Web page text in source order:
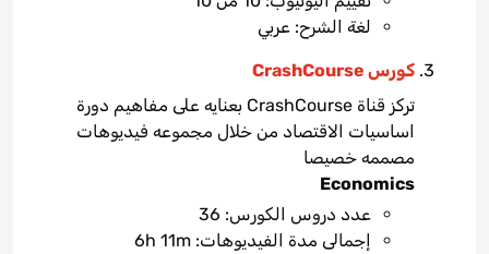
لغة الشرح: عربي
كورس CrashCourse
تركز قناة CrashCourse بعنايه على مفاهيم دورة
اساسيات الاقتصاد من خلال مجموعه فيديوهات
مصممه خصيصا
Economics
عدد دروس الكورس: 36
إجمالى مدة الفيديوهات: 6h 11m